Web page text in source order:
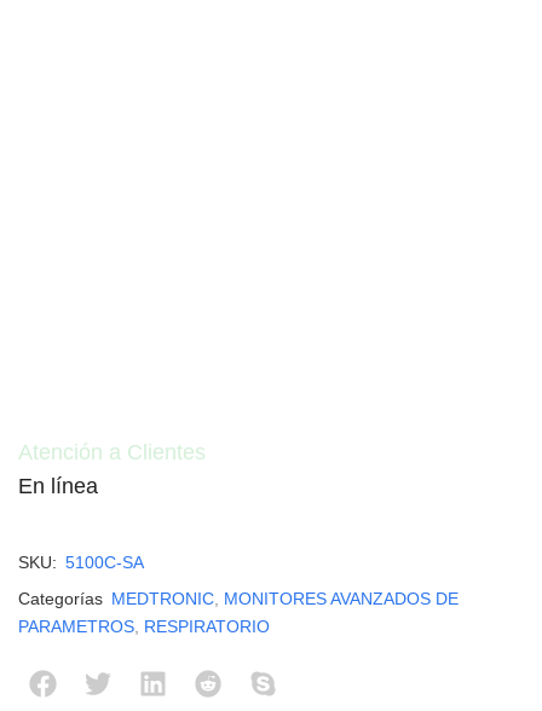
Atención a Clientes
En línea
SKU: 5100C-SA
Categorías MEDTRONIC MONITORES AVANZADOS DE
PARAMETROS RESPIRATORIO